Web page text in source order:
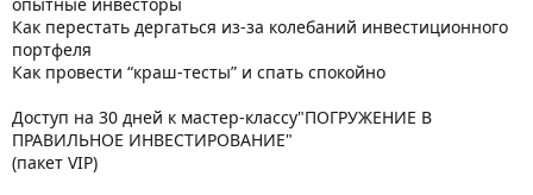
опытные инвесторы
Как перестать дергаться из-за колебаний инвестиционного
портфеля
Как провести “краш-тесты” и спать спокойно
Доступ на 30 дней к мастер-классу"ПОГРУЖЕНИЕ В
ПРАВИЛЬНОЕ ИНВЕСТИРОВАНИЕ"
(пакет VIP)